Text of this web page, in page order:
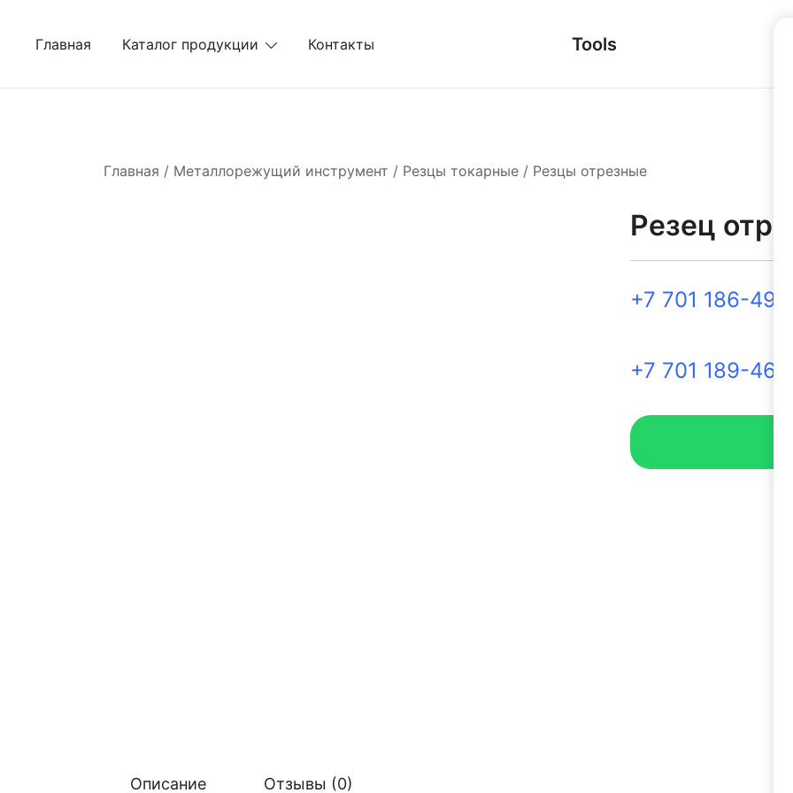
Главная Каталог продукции Контакты Tools
Главная / Металлорежущий инструмент / Резцы токарные / Резцы отрезные
Резец
+7 701 186-49-
+7 701 189-46-
Описание Отзывы (0)